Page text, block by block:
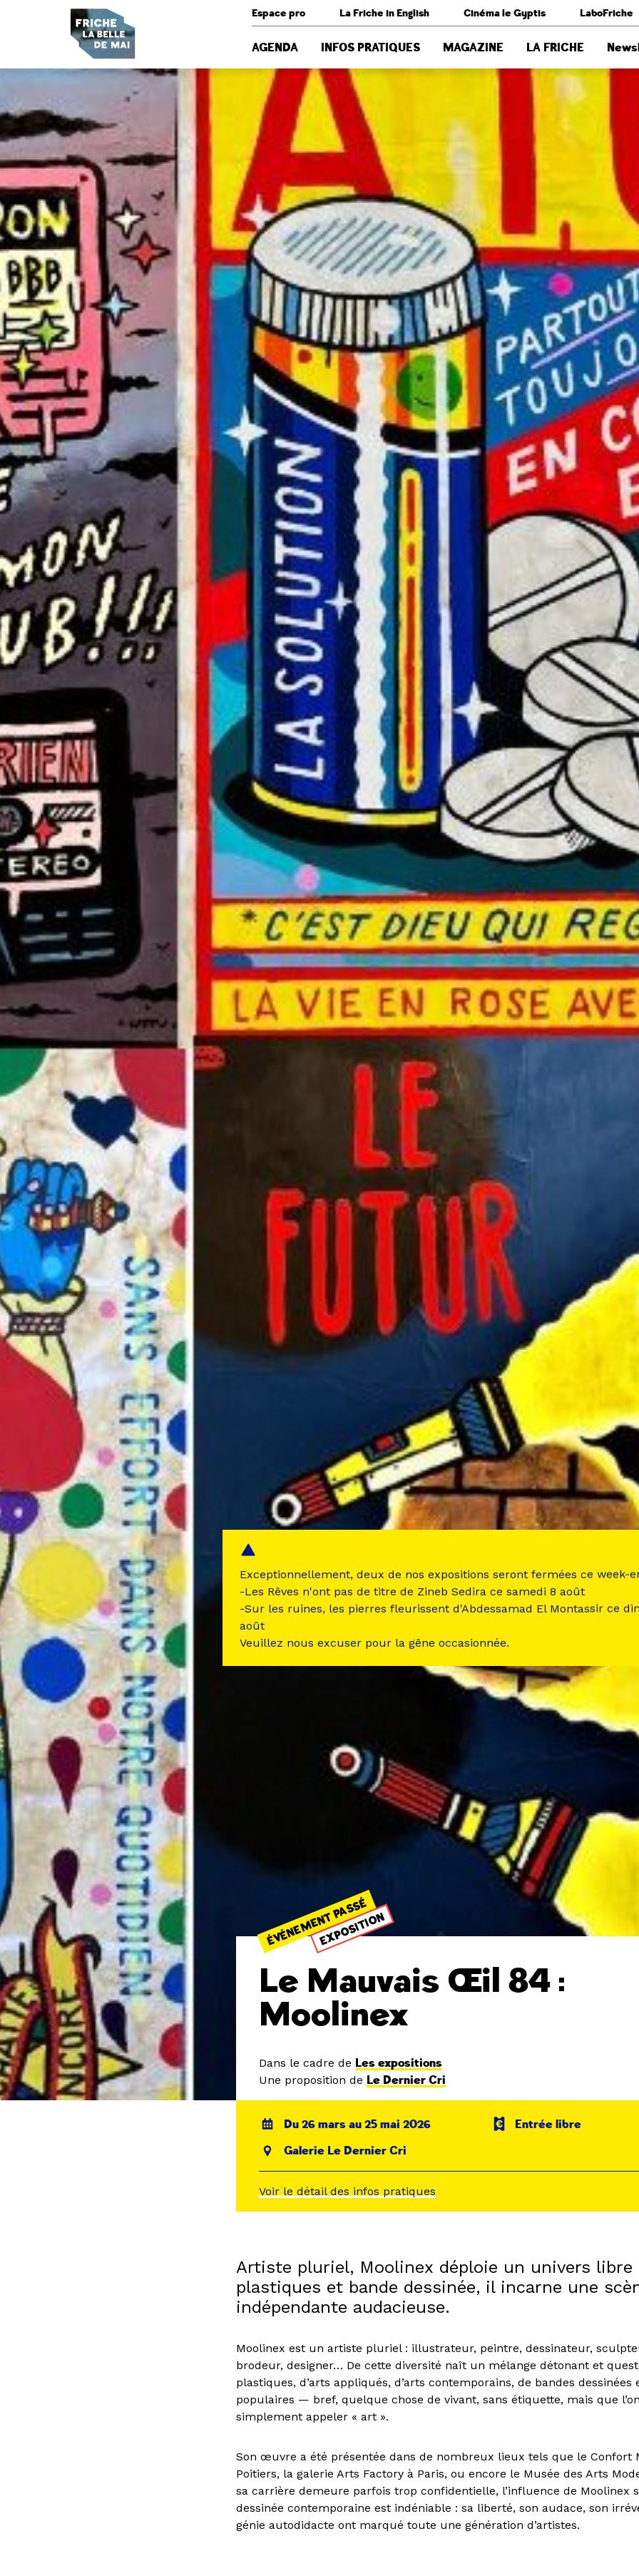
Espace pro La Friche in English Cinéma le Gyptis LaboFriche
AGENDA INFOS PRATIQUES MAGAZINE LA FRICHE
ÉVÉNEMENT PASSÉ
EXPOSITION
Le Mauvais Œil 84 :
Moolinex
Dans le cadre de Les expositions
Une proposition de Le Dernier Cri
Du 26 mars au 25 mai 2026
Entrée libre
Galerie Le Dernier Cri
Voir le détail des infos pratiques
Artiste pluriel, Moolinex déploie un univers
plastiques et bande dessinée, il incarne une
indépendante audacieuse.
Moolinex est un artiste pluriel : illustrateur, peintre, dessinateur,
brodeur, designer… De cette diversité naît un mélange détonant et
plastiques, d’arts appliqués, d’arts contemporains, de bandes
populaires — bref, quelque chose de vivant, sans étiquette, mais que
simplement appeler « art ».
Son œuvre a été présentée dans de nombreux lieux tels que le Confort
Poitiers, la galerie Arts Factory à Paris, ou encore le Musée des Arts
sa carrière demeure parfois trop confidentielle, l’influence de Moolinex
dessinée contemporaine est indéniable : sa liberté, son audace, son
génie autodidacte ont marqué toute une génération d’artistes.
Exceptionnellement, deux de nos expositions seront fermées ce week-
-Les Rêves n'ont pas de titre de Zineb Sedira ce samedi 8 août
-Sur les ruines, les pierres fleurissent d'Abdessamad El Montassir ce
août
Veuillez nous excuser pour la gêne occasionnée.
Panneau de gestion des cookies